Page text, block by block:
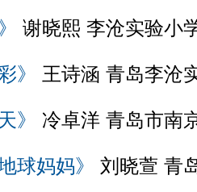
谢晓熙 李沧实验小
》 王诗涵 青岛李沧
》 冷卓洋 青岛市南
球妈妈》 刘晓萱 青